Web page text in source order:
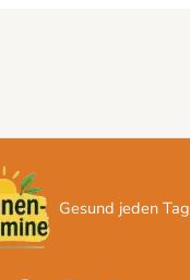
Gesund jeden Tag